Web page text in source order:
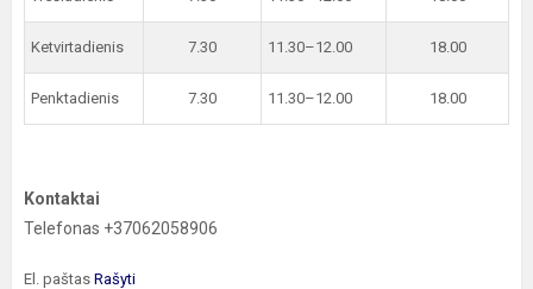
Ketvirtadienis 7.30 11.30–12.00 18.00
Penktadienis 7.30 11.30–12.00 18.00
Kontaktai
Telefonas +37062058906
El. paštas Rašyti